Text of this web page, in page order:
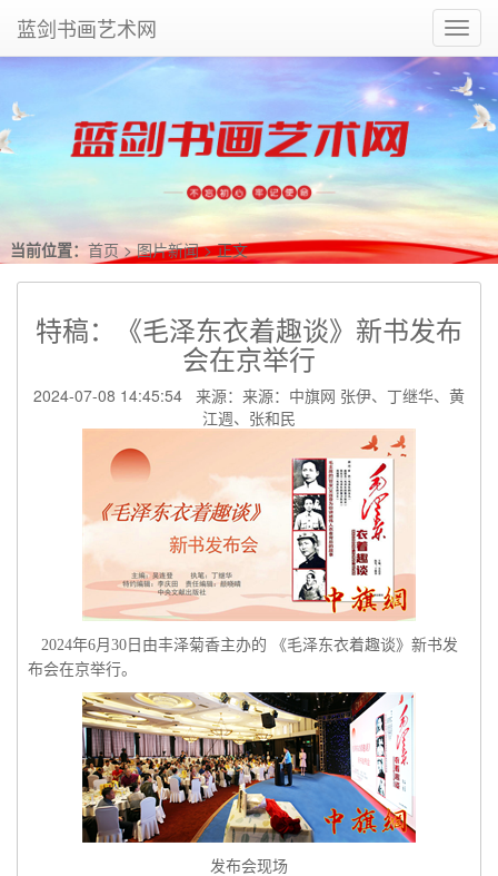
蓝剑书画艺术网
当前位置： 首页>图片新闻> 正文
特稿：《毛泽东衣着趣谈》新书发布
会在京举行
2024-07-08 14:45:54 来源：来源：中旗网 张伊、丁继华、黄
江週、张和民
2024年6月30日由丰泽菊香主办的 《毛泽东衣着趣谈》新书发
布会在京举行。
发布会现场